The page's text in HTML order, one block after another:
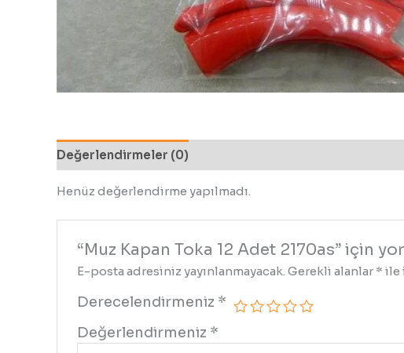
Değerlendirmeler (0)
Henüz değerlendirme yapılmadı.
“Muz Kapan Toka 12 Adet 2170as” için
E-posta adresiniz yayınlanmayacak. Gerekli alanlar * ile
Derecelendirmeniz *
Değerlendirmeniz *